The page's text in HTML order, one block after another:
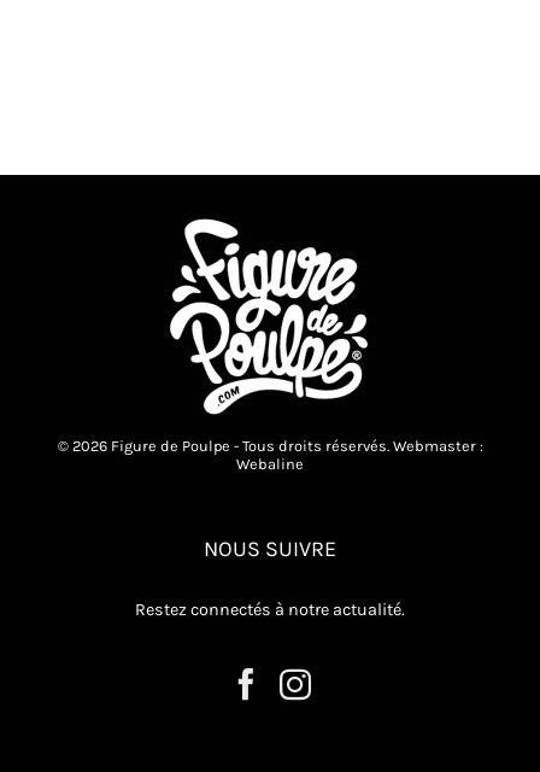
© 2026 Figure de Poulpe - Tous droits réservés. Webmaster :
Webaline
NOUS SUIVRE
Restez connectés à notre actualité.